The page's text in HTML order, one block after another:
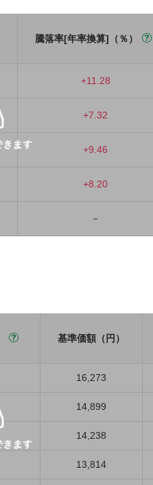
騰落率[年率換算]（％）
+11.28
+7.32
+9.46
+8.20
－
基準価額（円）
16,273
14,899
14,238
13,814